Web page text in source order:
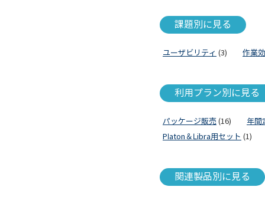
課題別に見る
ユーザビリティ (3) 作業
利用プラン別に見る
パッケージ販売 (16)
年間
Platon＆Libra用セット (1)
関連製品別に見る